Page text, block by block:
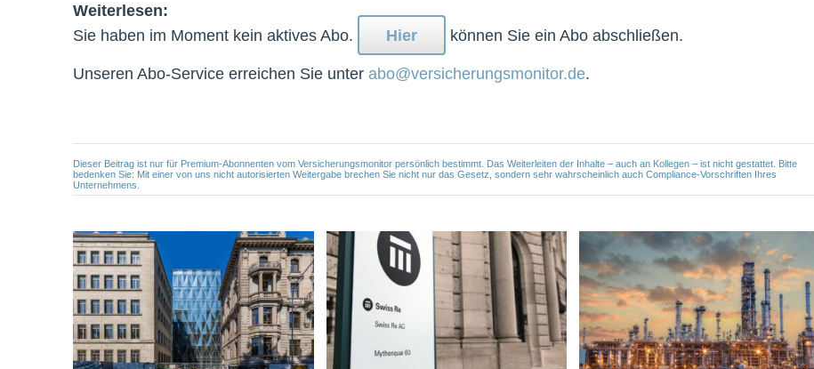
Weiterlesen:
Sie haben im Moment kein aktives Abo.
Hier können Sie ein Abo abschließen.
Unseren Abo-Service erreichen Sie unter abo@versicherungsmonitor.de.
Dieser Beitrag ist nur für Premium-Abonnenten vom Versicherungsmonitor persönlich bestimmt. Das Weiterleiten der Inhalte – auch an Kollegen – ist nicht gestattet. Bitte
bedenken Sie: Mit einer von uns nicht autorisierten Weitergabe brechen Sie nicht nur das Gesetz, sondern sehr wahrscheinlich auch Compliance-Vorschriften Ihres
Unternehmens.